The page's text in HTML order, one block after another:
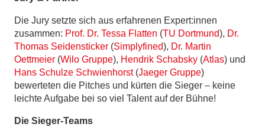
Die Jury setzte sich aus erfahrenen Expert:innen
zusammen: Prof. Dr. Tessa Flatten (TU Dortmund), Dr.
Thomas Seidensticker (Simplyfined), Dr. Martin
Oettmeier (Wilo Gruppe), Hendrik Schabsky (Atlas) und
Hans Schulze Schwienhorst(Jaeger Gruppe)
bewerteten die Pitches und kürten die Sieger – keine
leichte Aufgabe bei so viel Talent auf der Bühne!
Die Sieger-Teams